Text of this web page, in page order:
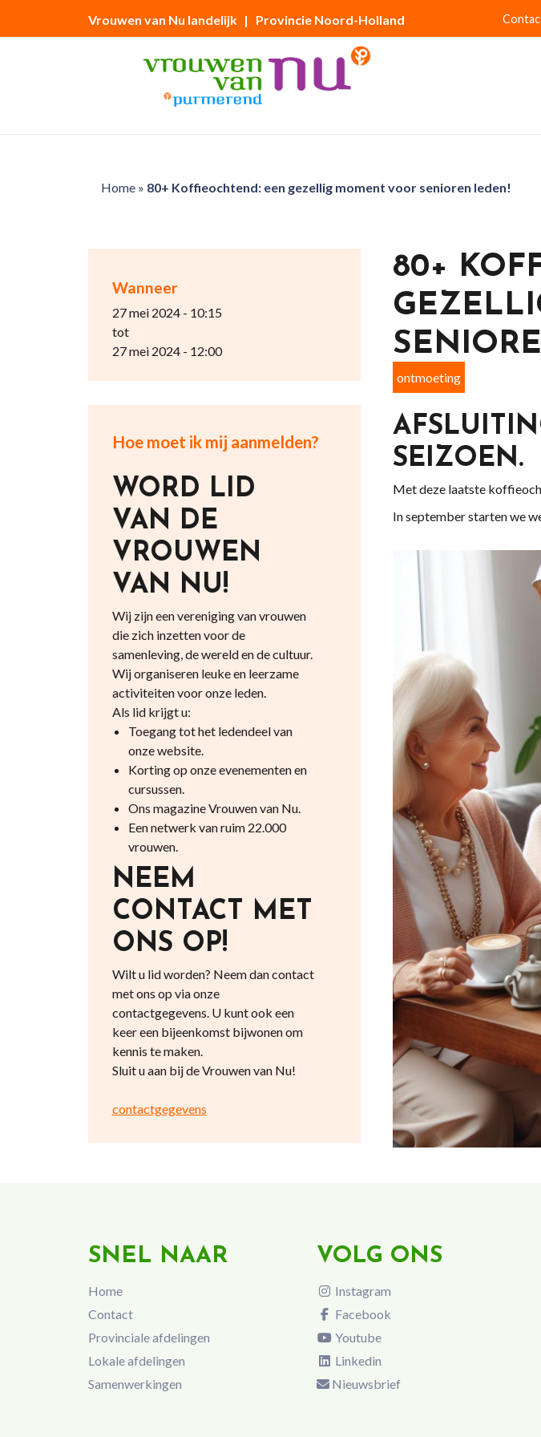
Vrouwen van Nu landelijk | Provincie Noord-Holland
Home» 80+ Koffieochtend: een gezellig moment voor senioren leden!
Wanneer
27 mei 2024 - 10:15
tot
27 mei 2024 - 12:00
Hoe moet ik mij aanmelden?
WORD LID
VAN DE
VROUWEN
VAN NU!
Wij zijn een vereniging van vrouwen
die zich inzetten voor de
samenleving, de wereld en de cultuur.
Wij organiseren leuke en leerzame
activiteiten voor onze leden.
Als lid krijgt u:
Toegang tot het ledendeel van
onze website.
Korting op onze evenementen en
cursussen.
Ons magazine Vrouwen van Nu.
Een netwerk van ruim 22.000
vrouwen.
NEEM
CONTACT MET
ONS OP!
Wilt u lid worden? Neem dan contact
met ons op via onze
contactgegevens. U kunt ook een
keer een bijeenkomst bijwonen om
kennis te maken.
Sluit u aan bij de Vrouwen van Nu!
contactgegevens
80+
ontmoeting
SEIZOEN.
Met deze laatste
In september starten we
SNEL NAAR
Home
Contact
Provinciale afdelingen
Lokale afdelingen
Samenwerkingen
VOLG ONS
Instagram
Facebook
Youtube
Linkedin
Nieuwsbrief